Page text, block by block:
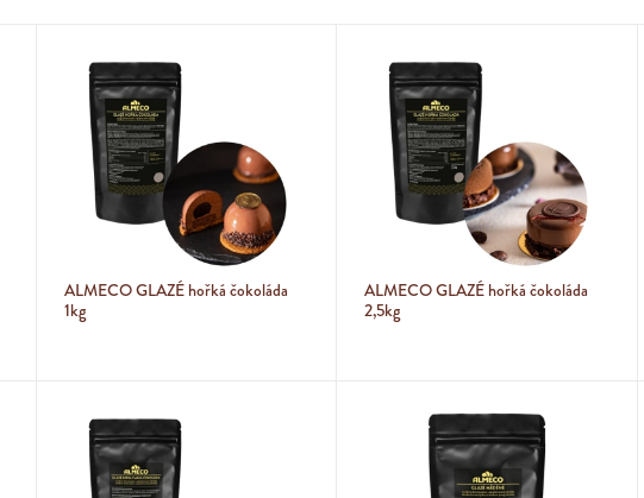
ALMECO GLAZÉ hořká čokoláda
1kg
ALMECO GLAZÉ hořká čokoláda
2,5kg